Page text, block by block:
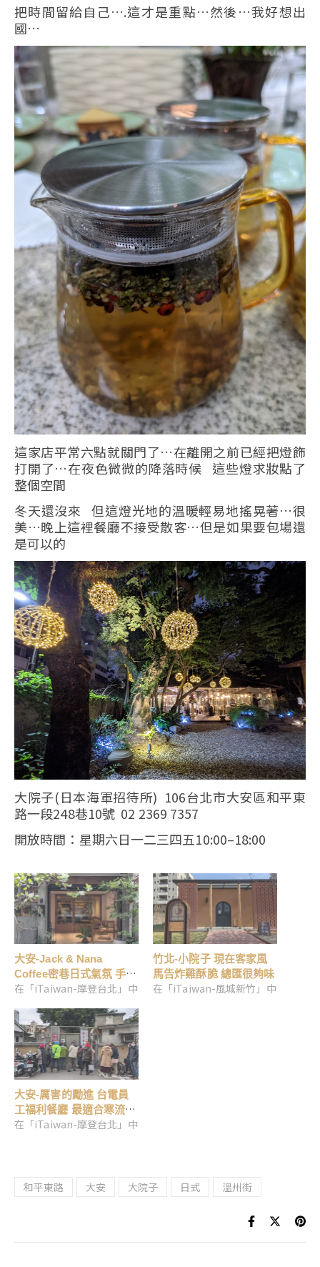
把時間留給自己….這才是重點…然後…我好想出
國…
這家店平常六點就關門了…在離開之前已經把燈飾
打開了…在夜色微微的降落時候 這些燈求妝點了
整個空間
冬天還沒來 但這燈光地的溫暖輕易地搖晃著…很
美…晚上這裡餐廳不接受散客…但是如果要包場還
是可以的
大院子(日本海軍招待所) 106台北市大安區和平東
路一段248巷10號 02 2369 7357
開放時間：星期六日一二三四五10:00–18:00
大安-Jack & Nana
Coffee密巷日式氣氛 手沖
好好喝
在「iTaiwan-摩登台北」中
竹北-小院子 現在客家風
馬告炸雞酥脆 總匯很夠味
在「iTaiwan-風城新竹」中
大安-厲害的勵進 台電員
工福利餐廳 最適合寒流天
的酸菜白肉鍋
在「iTaiwan-摩登台北」中
和平東路 大安 大院子 日式 溫州街